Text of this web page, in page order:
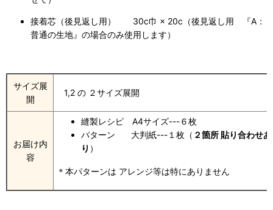
接着芯（後見返し用） 30c巾 × 20c（後見返し用 『A：
普通の生地』の場合のみ使用します）
サイズ展
開
1,2 の ２サイズ展開
お届け内
容
縫製レシピ A4サイズ---６枚
パターン 大判紙---１枚（ ２箇所 貼り合わせあ
り ）
＊本パターンは アレンジ等は特にありません